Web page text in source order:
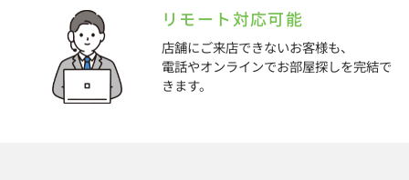
リモート対応可能
店舗にご来店できないお客様も、
電話やオンラインでお部屋探しを完結で
きます。